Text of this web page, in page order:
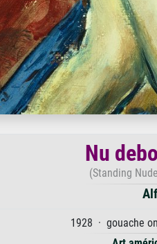
Nu
(Standing
1928 · gouache